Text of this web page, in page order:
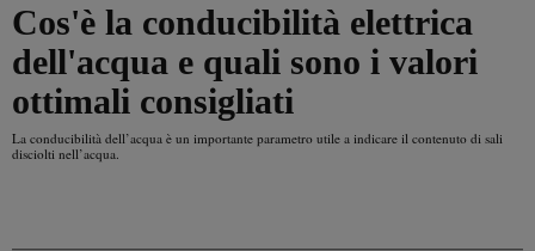
persone
Cos'è la conducibilità elettrica
dell'acqua e quali sono i valori
ottimali consigliati
La conducibilità dell’acqua è un importante parametro utile a indicare il contenuto di sali
disciolti nell’acqua.